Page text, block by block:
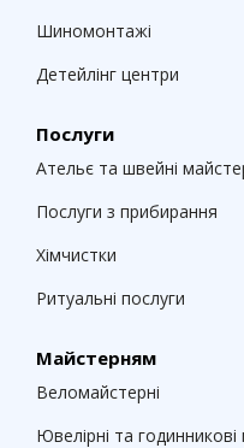
Шиномонтажі
Детейлінг центри
Послуги
Ательє та швейні
Послуги з прибирання
Хімчистки
Ритуальні послуги
Майстерням
Веломайстерні
Ювелірні та годинникові